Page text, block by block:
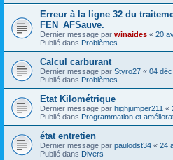
Erreur à la ligne 32 du
FEN_AFSauve.
Dernier message par winaides « 20
Publié dans Problèmes
Calcul carburant
Dernier message par Styro27 « 04
Publié dans Problèmes
Etat Kilométrique
Dernier message par highjumper211 «
Publié dans Programmation et
état entretien
Dernier message par paulodst34 « 24
Publié dans Divers